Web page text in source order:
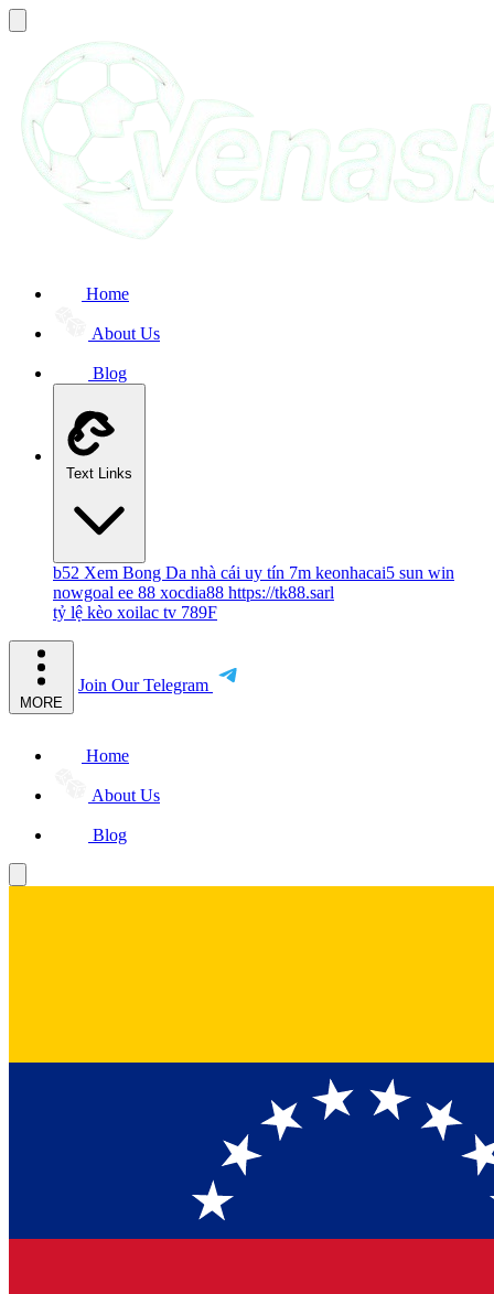
Home
About Us
Blog
Text Links
b52 Xem Bong Da nhà cái uy tín 7m keonhacai5 sun win
nowgoal ee 88 xocdia88 https://tk88.sarl
tỷ lệ kèo xoilac tv 789F
MORE
Join Our Telegram
Home
About Us
Blog